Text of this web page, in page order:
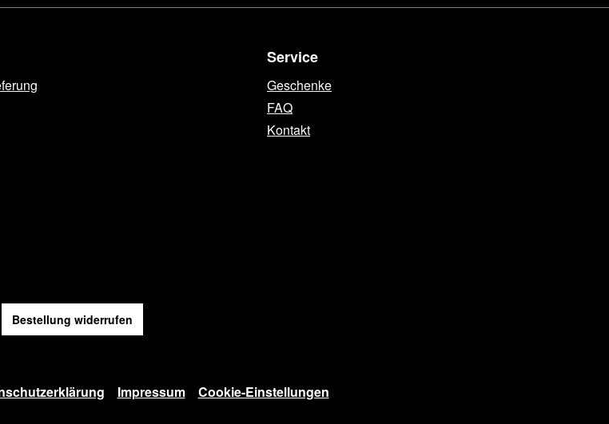
Service
Geschenke
FAQ
Kontakt
Bestellung widerrufen
Impressum Cookie-Einstellungen